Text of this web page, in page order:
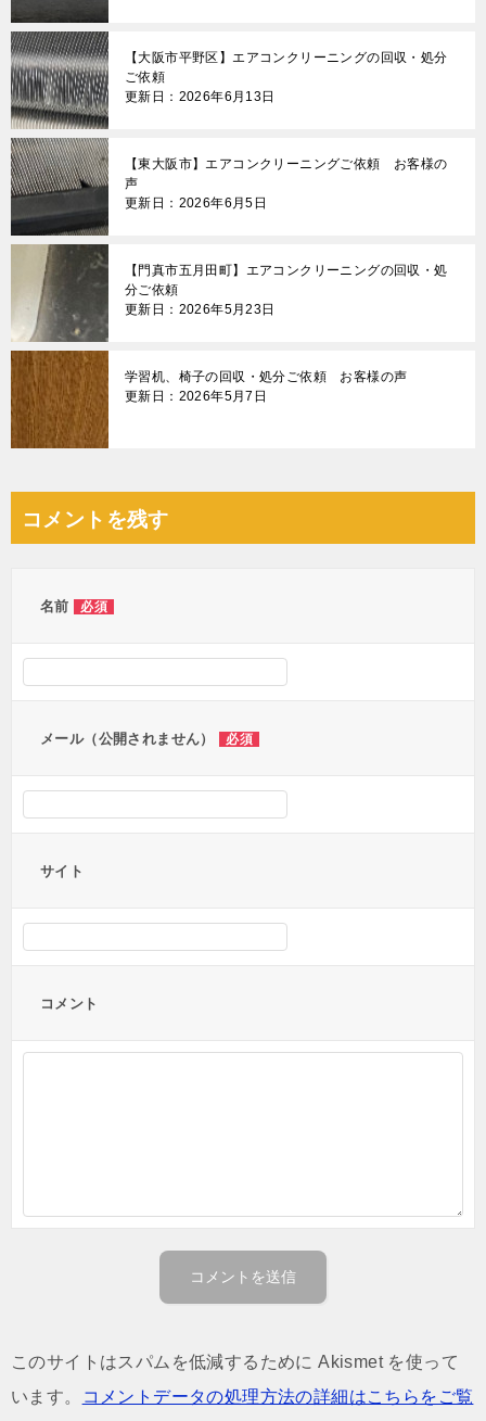
【大阪市平野区】エアコンクリーニングの回収・処分
ご依頼
更新日：2026年6月13日
【東大阪市】エアコンクリーニングご依頼 お客様の
声
更新日：2026年6月5日
【門真市五月田町】エアコンクリーニングの回収・処
分ご依頼
更新日：2026年5月23日
学習机、椅子の回収・処分ご依頼 お客様の声
更新日：2026年5月7日
コメントを残す
名前 必須
メール（公開されません） 必須
サイト
コメント
このサイトはスパムを低減するために Akismet を使って
います。
コメントデータの処理方法の詳細はこちらをご覧